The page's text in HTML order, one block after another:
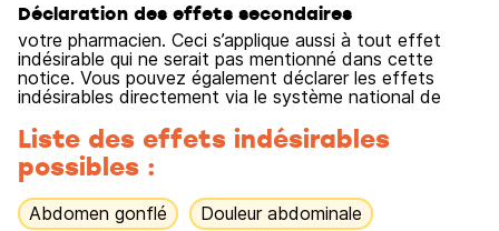
Déclaration des effets secondaires
votre pharmacien. Ceci s’applique aussi à tout effet
indésirable qui ne serait pas mentionné dans cette
notice. Vous pouvez également déclarer les effets
indésirables directement via le système national de
Liste des effets indésirables
possibles :
Abdomen gonflé Douleur abdominale